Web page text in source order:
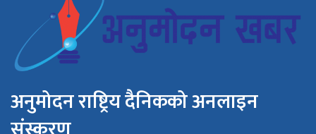
अनुमोदन राष्ट्रिय दैनिकको अनलाइन